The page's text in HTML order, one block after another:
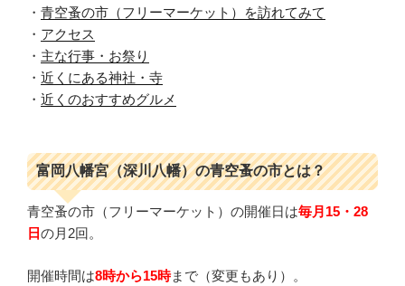
・ 青空蚤の市（フリーマーケット）を訪れてみて
・ アクセス
・ 主な行事・お祭り
・ 近くにある神社・寺
・ 近くのおすすめグルメ
富岡八幡宮（深川八幡）の青空蚤の市とは？
青空蚤の市（フリーマーケット）の開催日は毎月15・28
日の月2回。
開催時間は8時から15時まで（変更もあり）。